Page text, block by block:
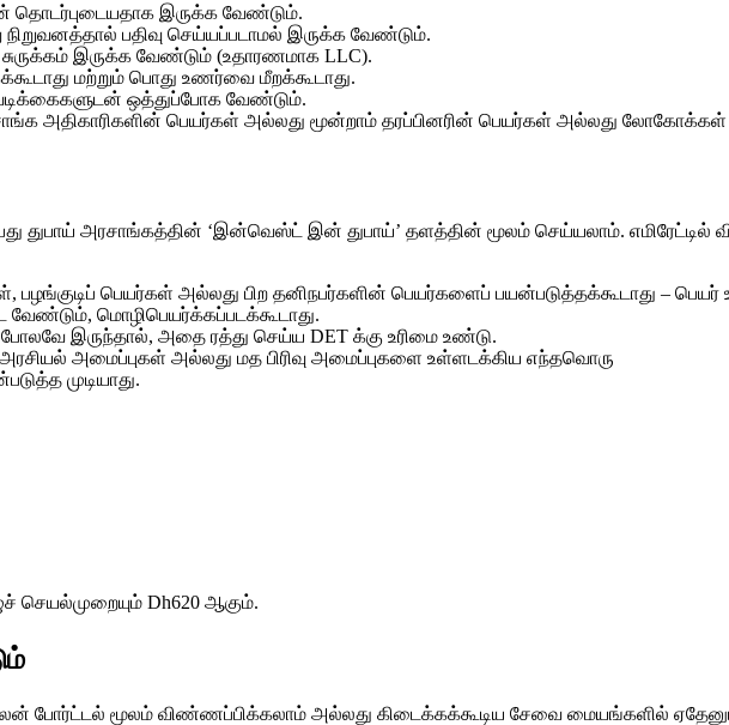
தொடர்புடையதாக இருக்க வேண்டும்.
பதிவு செய்யப்படாமல் இருக்க வேண்டும்.
இருக்க வேண்டும் (உதாரணமாக LLC).
மற்றும் பொது உணர்வை மீறக்கூடாது.
ஒத்துப்போக வேண்டும்.
அதிகாரிகளின் பெயர்கள் அல்லது மூன்றாம் தரப்பினரின் பெயர்கள் அல்லது லோகோக்கள்
துபாய் அரசாங்கத்தின் ‘இன்வெஸ்ட் இன் துபாய்’ தளத்தின் மூலம் செய்யலாம்.
பழங்குடிப் பெயர்கள் அல்லது பிற தனிநபர்களின் பெயர்களைப் பயன்படுத்தக்கூடாது –
வேண்டும், மொழிபெயர்க்கப்படக்கூடாது.
இருந்தால், அதை ரத்து செய்ய DET க்கு உரிமை உண்டு.
அமைப்புகள் அல்லது மத பிரிவு அமைப்புகளை உள்ளடக்கிய எந்தவொரு
முடியாது.
செயல்முறையும் Dh620 ஆகும்.
போர்ட்டல் மூலம் விண்ணப்பிக்கலாம் அல்லது கிடைக்கக்கூடிய சேவை மையங்களில்